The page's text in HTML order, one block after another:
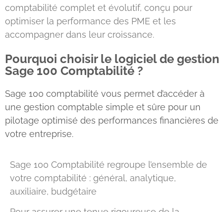
comptabilité complet et évolutif, conçu pour
optimiser la performance des PME et les
accompagner dans leur croissance.
Pourquoi choisir le logiciel de gestion
Sage 100 Comptabilité ?
Sage 100 comptabilité vous permet d’accéder à
une gestion comptable simple et sûre pour un
pilotage optimisé des performances financières de
votre entreprise.
Sage 100 Comptabilité regroupe l’ensemble de
votre comptabilité : général, analytique,
auxiliaire, budgétaire